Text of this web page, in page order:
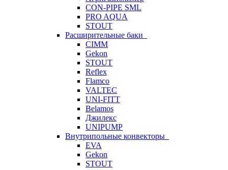
CON-PIPE SML
PRO AQUA
STOUT
Расширительные баки
CIMM
Gekon
STOUT
Reflex
Flamco
VALTEC
UNI-FITT
Belamos
Джилекс
UNIPUMP
Внутрипольные конвекторы
EVA
Gekon
STOUT